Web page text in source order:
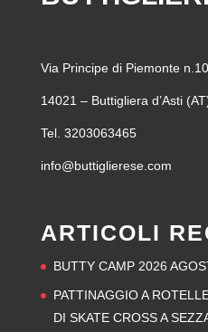
Via Principe di Piemonte
14021 – Buttigliera d’Asti
Tel. 3203063465
info@buttiglierese.com
ARTICOLI
BUTTY CAMP 2026
PATTINAGGIO A
DI SKATE CROSS A